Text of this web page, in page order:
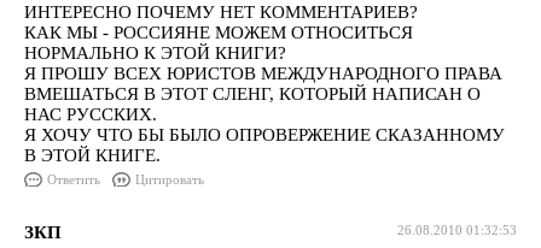
ИНТЕРЕСНО ПОЧЕМУ НЕТ КОММЕНТАРИЕВ?
КАК МЫ - РОССИЯНЕ МОЖЕМ ОТНОСИТЬСЯ
НОРМАЛЬНО К ЭТОЙ КНИГИ?
Я ПРОШУ ВСЕХ ЮРИСТОВ МЕЖДУНАРОДНОГО ПРАВА
ВМЕШАТЬСЯ В ЭТОТ СЛЕНГ, КОТОРЫЙ НАПИСАН О
НАС РУССКИХ.
Я ХОЧУ ЧТО БЫ БЫЛО ОПРОВЕРЖЕНИЕ СКАЗАННОМУ
В ЭТОЙ КНИГЕ.
Ответить Цитировать
26.08.2010 01:32:53
ЗКП